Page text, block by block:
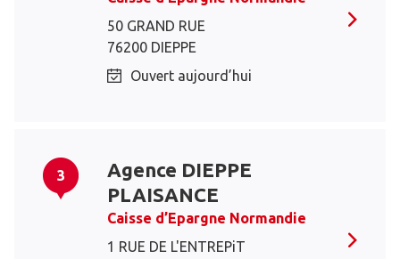
50 GRAND RUE
76200 DIEPPE
Ouvert aujourd’hui
3
Agence DIEPPE
PLAISANCE
Caisse d’Epargne Normandie
1 RUE DE L'ENTREPiT